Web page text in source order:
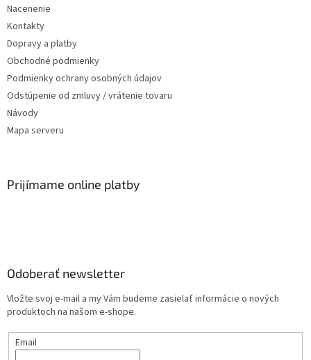
Nacenenie
Kontakty
Dopravy a platby
Obchodné podmienky
Podmienky ochrany osobných údajov
Odstúpenie od zmluvy / vrátenie tovaru
Návody
Mapa serveru
Prijímame online platby
Odoberať newsletter
Vložte svoj e-mail a my Vám budeme zasielať informácie o nových
produktoch na našom e-shope.
Email